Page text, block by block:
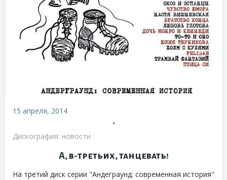
15 апреля, 2014
•
Дискография: новости
А, в-третьих, танцевать!
На третий диск серии "Андеграунд: современная история"